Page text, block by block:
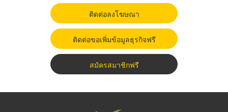
ติดต่อลงโฆษณา
ติดต่อขอเพิ่มข้อมูลธุรกิจฟรี
สมัครสมาชิกฟรี